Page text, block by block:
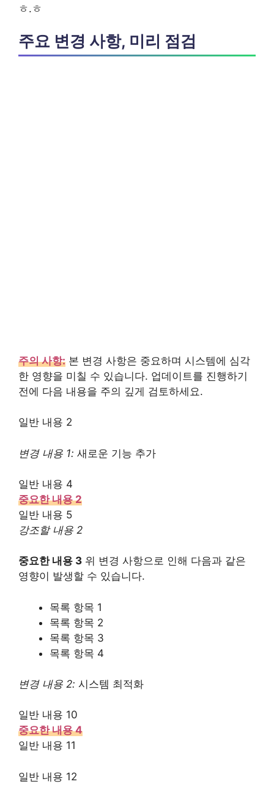
ㅎ.ㅎ
주요 변경 사항, 미리 점검
주의 사항: 본 변경 사항은 중요하며 시스템에 심각
한 영향을 미칠 수 있습니다. 업데이트를 진행하기
전에 다음 내용을 주의 깊게 검토하세요.
일반 내용 2
변경 내용 1: 새로운 기능 추가
일반 내용 4
중요한 내용 2
일반 내용 5
강조할 내용 2
중요한 내용 3 위 변경 사항으로 인해 다음과 같은
영향이 발생할 수 있습니다.
목록 항목 1
목록 항목 2
목록 항목 3
목록 항목 4
변경 내용 2: 시스템 최적화
일반 내용 10
중요한 내용 4
일반 내용 11
일반 내용 12